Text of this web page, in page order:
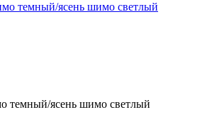
темный/ясень шимо светлый
темный/ясень шимо светлый